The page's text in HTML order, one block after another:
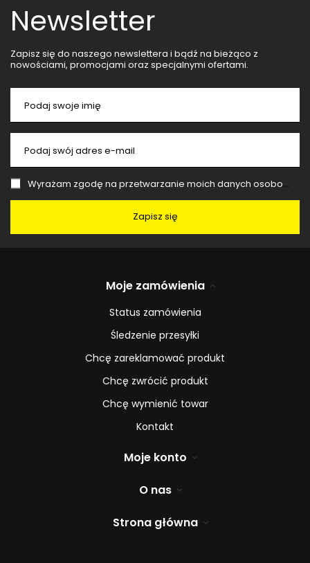
Newsletter
Zapisz się do naszego newslettera i bądź na bieżąco z
nowościami, promocjami oraz specjalnymi ofertami.
Podaj swoje imię
Podaj swój adres e-mail
Wyrażam zgodę na przetwarzanie moich danych osobowych (adres e-mail) na potrzeby wysyłki newslettera z informacją handlową (marketing). Więcej w
Zapisz się
Moje zamówienia
Status zamówienia
Śledzenie przesyłki
Chcę zareklamować produkt
Chcę zwrócić produkt
Chcę wymienić towar
Kontakt
Moje konto
O nas
Strona główna